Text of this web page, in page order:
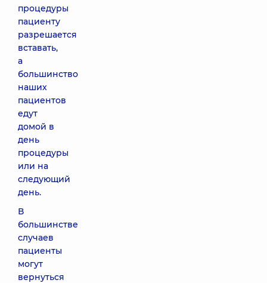
процедуры
пациенту
разрешается
вставать,
а
большинство
наших
пациентов
едут
домой в
день
процедуры
или на
следующий
день.
В
большинстве
случаев
пациенты
могут
вернуться